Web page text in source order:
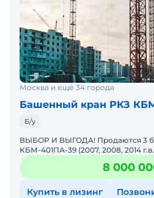
Москва и ещё 34 города
Башенный кран РКЗ
Б/у
ВЫБОР И ВЫГОДА! Продаются 3
КБМ-401ПА-39 (2007, 2008, 2014
СУПЕРПРЕДЛОЖЕНИЕ ДЛЯ
выбора и
8 000
Купить в лизинг